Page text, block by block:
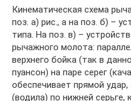
Кинематическая схема
поз. а) рис., а на поз. б) –
типа. На поз. в) –
рычажного молота:
верхнего бойка (так в
пуансон) на паре серег
обеспечивает прямой
(водила) по нижней серьге,